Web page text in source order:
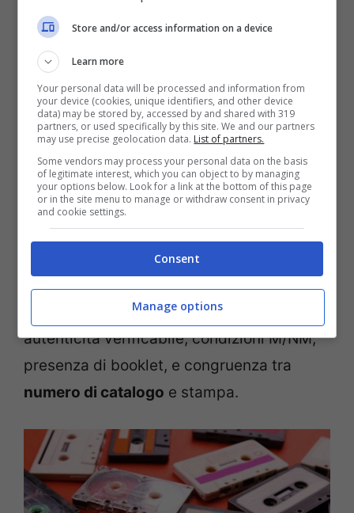
alla fama, che contiene brani inediti e
rappresenta una testimonianza storica
capace di raggiungere cifre notevoli.
Nel perimetro delle rarità moderne, “Floral
Shoppe ” (2012) di Macintosh Plus è
un’iconavaporwaveche ha consolidato un
culto trasversale, mentre “Year Zero +
Unreleased Material” (1996) di Buck 65
attira attenzione per contenuti esclusivi e
tirature limitate. In tutti i casi, il valore
dipende dalla combinazione di fattori:
autenticità verificabile, condizioni M/NM,
presenza di booklet, e congruenza tra
numero di catalogo e stampa.
Store and/or access information on a device
Learn more
Your personal data will be processed and information from
your device (cookies, unique identifiers, and other device
data) may be stored by, accessed by and shared with 319
partners, or used specifically by this site. We and our partners
may use precise geolocation data. List of partners.
Some vendors may process your personal data on the basis
of legitimate interest, which you can object to by managing
your options below. Look for a link at the bottom of this page
or in the site menu to manage or withdraw consent in privacy
and cookie settings.
Consent
Manage options